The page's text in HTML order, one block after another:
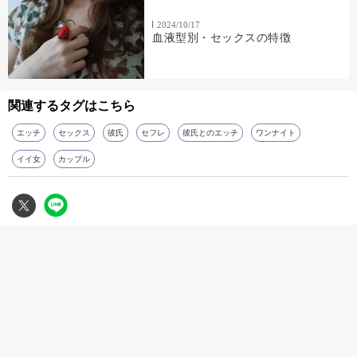
2024/10/17
血液型別・セックスの特徴
関連するタグはこちら
エッチ セックス 彼氏 セフレ 彼氏とのエッチ ワンナイト
イイ女 カップル